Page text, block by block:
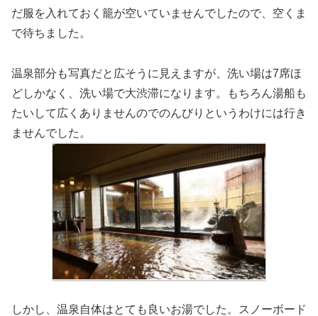
だ服を入れておく籠が空いていませんでしたので、空くま
で待ちました。
温泉部分も写真だと広そうに見えますが、洗い場は7席ほ
どしかなく、洗い場で大渋滞になります。もちろん湯船も
たいして広くありませんのでのんびりというわけには行き
ませんでした。
しかし、温泉自体はとても良いお湯でした。スノーボード